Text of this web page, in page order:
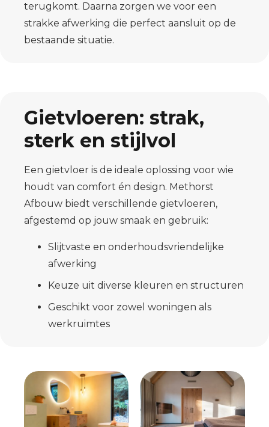
terugkomt. Daarna zorgen we voor een
strakke afwerking die perfect aansluit op de
bestaande situatie.
Gietvloeren: strak,
sterk en stijlvol
Een gietvloer is de ideale oplossing voor wie
houdt van comfort én design. Methorst
Afbouw biedt verschillende gietvloeren,
afgestemd op jouw smaak en gebruik:
Slijtvaste en onderhoudsvriendelijke
afwerking
Keuze uit diverse kleuren en structuren
Geschikt voor zowel woningen als
werkruimtes